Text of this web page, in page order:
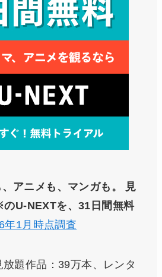
アニメも、マンガも。
見
U-NEXTを、31日間無料
1月時点調査
題作品：39万本、レンタ